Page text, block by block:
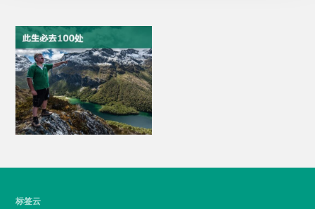
标签云